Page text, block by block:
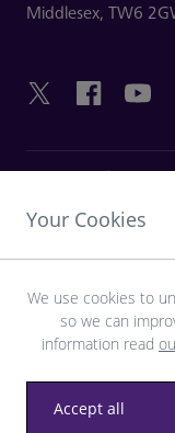
Middlesex, TW6
Descargue la
Your Cookies
We use cookies to
so we can
information read
Accept all